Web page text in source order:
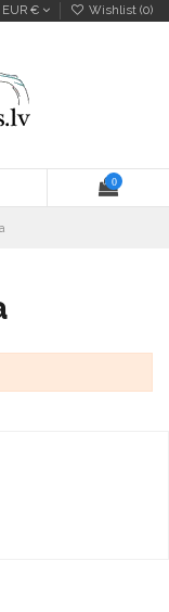
EUR € Wishlist (0)
0